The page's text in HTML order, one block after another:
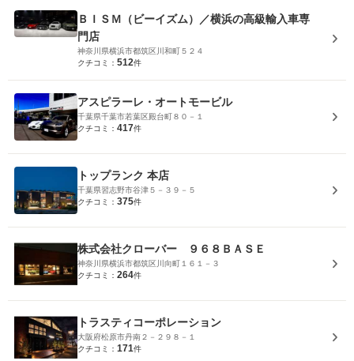
ＢＩＳＭ（ビーイズム）／横浜の高級輸入車専
門店
神奈川県横浜市都筑区川和町５２４
クチコミ： 512件
アスピラーレ・オートモービル
千葉県千葉市若葉区殿台町８０－１
クチコミ： 417件
トップランク 本店
千葉県習志野市谷津５－３９－５
クチコミ： 375件
株式会社クローバー ９６８ＢＡＳＥ
神奈川県横浜市都筑区川向町１６１－３
クチコミ： 264件
トラスティコーポレーション
大阪府松原市丹南２－２９８－１
クチコミ： 171件